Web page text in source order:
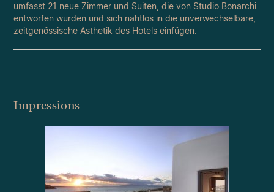
umfasst 21 neue Zimmer und Suiten, die von Studio Bonarchi
entworfen wurden und sich nahtlos in die unverwechselbare,
zeitgenössische Ästhetik des Hotels einfügen.
Impressions